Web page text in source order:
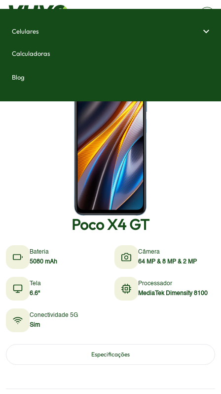
Celulares
Calculadoras
Blog
Poco X4 GT
Bateria
5080 mAh
Câmera
64 MP & 8 MP & 2 MP
Tela
6.6"
Processador
MediaTek Dimensity 8100
Conectividade 5G
Sim
Especificações